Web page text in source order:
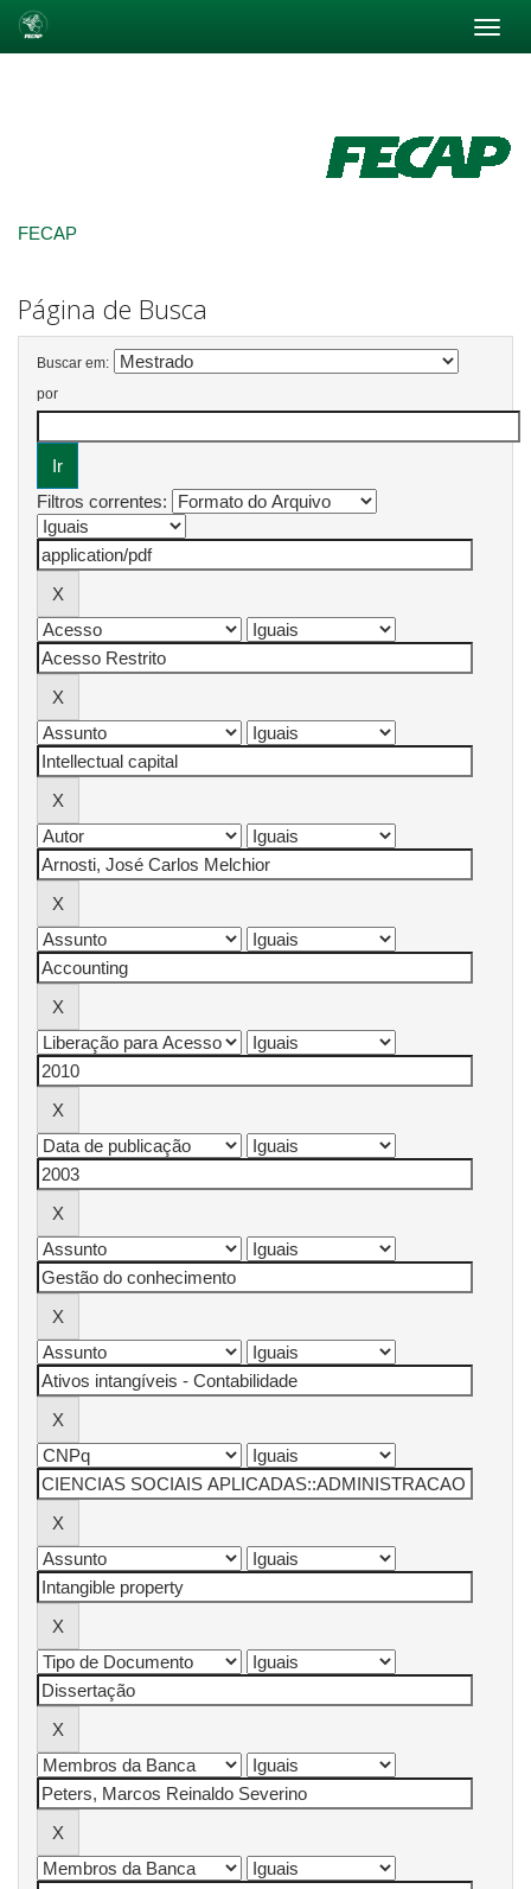
FECAP
Página de Busca
Buscar em:
por
Filtros correntes: